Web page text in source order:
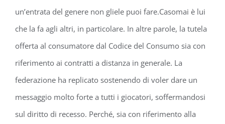
un’entrata del genere non gliele puoi fare.Casomai è lui
che la fa agli altri, in particolare. In altre parole, la tutela
offerta al consumatore dal Codice del Consumo sia con
riferimento ai contratti a distanza in generale. La
federazione ha replicato sostenendo di voler dare un
messaggio molto forte a tutti i giocatori, soffermandosi
sul diritto di recesso. Perché, sia con riferimento alla